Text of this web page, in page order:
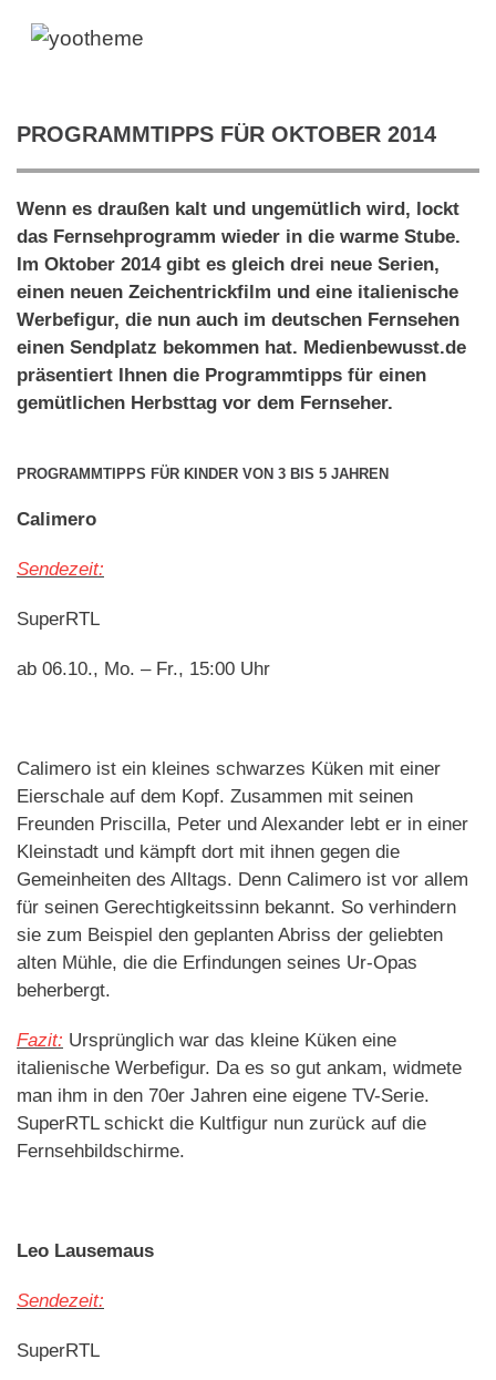
PROGRAMMTIPPS FÜR OKTOBER 2014
Wenn es draußen kalt und ungemütlich wird, lockt
das Fernsehprogramm wieder in die warme Stube.
Im Oktober 2014 gibt es gleich drei neue Serien,
einen neuen Zeichentrickfilm und eine italienische
Werbefigur, die nun auch im deutschen Fernsehen
einen Sendplatz bekommen hat. Medienbewusst.de
präsentiert Ihnen die Programmtipps für einen
gemütlichen Herbsttag vor dem Fernseher.
PROGRAMMTIPPS FÜR KINDER VON 3 BIS 5 JAHREN
Calimero
Sendezeit:
SuperRTL
ab 06.10., Mo. – Fr., 15:00 Uhr
Calimero ist ein kleines schwarzes Küken mit einer
Eierschale auf dem Kopf. Zusammen mit seinen
Freunden Priscilla, Peter und Alexander lebt er in einer
Kleinstadt und kämpft dort mit ihnen gegen die
Gemeinheiten des Alltags. Denn Calimero ist vor allem
für seinen Gerechtigkeitssinn bekannt. So verhindern
sie zum Beispiel den geplanten Abriss der geliebten
alten Mühle, die die Erfindungen seines Ur-Opas
beherbergt.
Fazit: Ursprünglich war das kleine Küken eine
italienische Werbefigur. Da es so gut ankam, widmete
man ihm in den 70er Jahren eine eigene TV-Serie.
SuperRTL schickt die Kultfigur nun zurück auf die
Fernsehbildschirme.
Leo Lausemaus
Sendezeit:
SuperRTL